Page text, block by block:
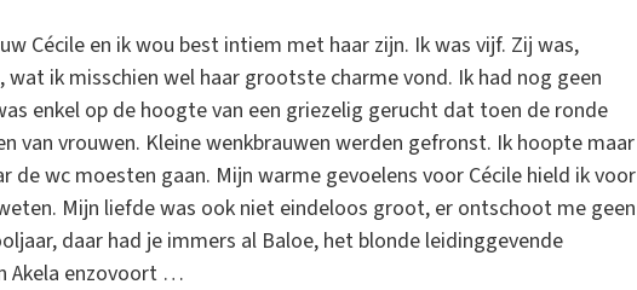
Cécile en ik wou best intiem met haar zijn. Ik was vijf. Zij was,
wat ik misschien wel haar grootste charme vond. Ik had nog geen
enkel op de hoogte van een griezelig gerucht dat toen de ronde
van vrouwen. Kleine wenkbrauwen werden gefronst. Ik hoopte maar
de wc moesten gaan. Mijn warme gevoelens voor Cécile hield ik voor
Mijn liefde was ook niet eindeloos groot, er ontschoot me geen
daar had je immers al Baloe, het blonde leidinggevende
Akela enzovoort …